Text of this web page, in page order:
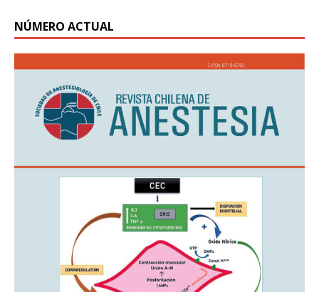
NÚMERO ACTUAL